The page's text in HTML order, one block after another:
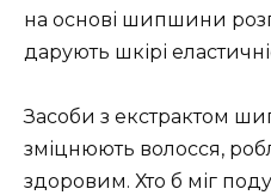
на основі шипшини
дарують шкірі
Засоби з екстрактом
зміцнюють волосся,
здоровим. Хто б міг